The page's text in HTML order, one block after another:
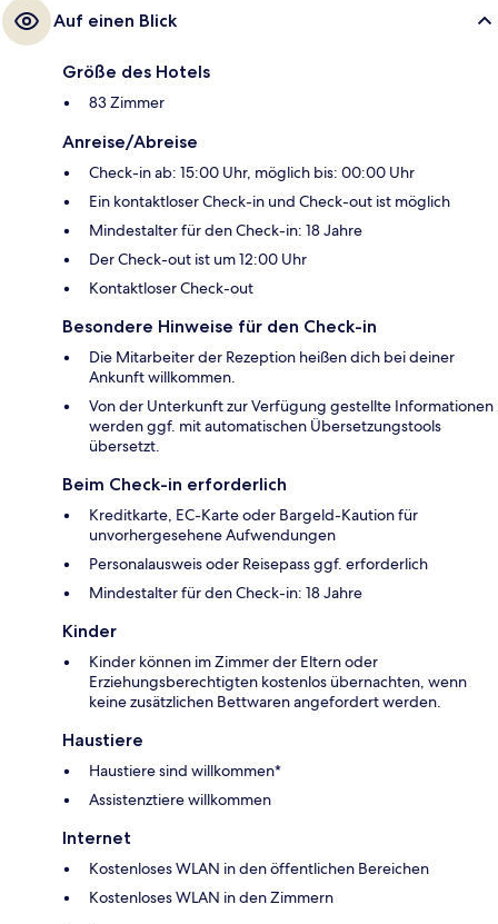
Auf einen Blick
Größe des Hotels
83 Zimmer
Anreise/Abreise
Check-in ab: 15:00 Uhr, möglich bis: 00:00 Uhr
Ein kontaktloser Check-in und Check-out ist möglich
Mindestalter für den Check-in: 18 Jahre
Der Check-out ist um 12:00 Uhr
Kontaktloser Check-out
Besondere Hinweise für den Check-in
Die Mitarbeiter der Rezeption heißen dich bei deiner
Ankunft willkommen.
Von der Unterkunft zur Verfügung gestellte Informationen
werden ggf. mit automatischen Übersetzungstools
übersetzt.
Beim Check-in erforderlich
Kreditkarte, EC-Karte oder Bargeld-Kaution für
unvorhergesehene Aufwendungen
Personalausweis oder Reisepass ggf. erforderlich
Mindestalter für den Check-in: 18 Jahre
Kinder
Kinder können im Zimmer der Eltern oder
Erziehungsberechtigten kostenlos übernachten, wenn
keine zusätzlichen Bettwaren angefordert werden.
Haustiere
Haustiere sind willkommen*
Assistenztiere willkommen
Internet
Kostenloses WLAN in den öffentlichen Bereichen
Kostenloses WLAN in den Zimmern